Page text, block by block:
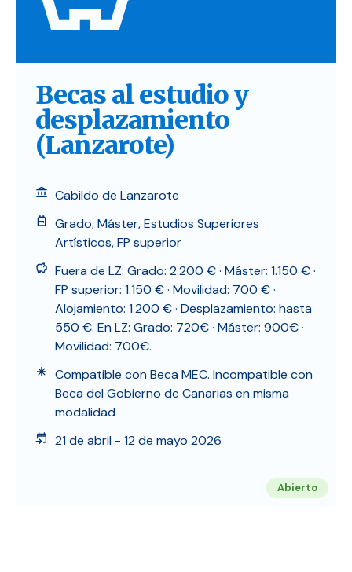
Becas al estudio y
desplazamiento
(Lanzarote)
Cabildo de Lanzarote
Grado, Máster, Estudios Superiores
Artísticos, FP superior
Fuera de LZ: Grado: 2.200 € · Máster: 1.150 € ·
FP superior: 1.150 € · Movilidad: 700 € ·
Alojamiento: 1.200 € · Desplazamiento: hasta
550 €. En LZ: Grado: 720€ · Máster: 900€ ·
Movilidad: 700€.
Compatible con Beca MEC. Incompatible con
Beca del Gobierno de Canarias en misma
modalidad
21 de abril - 12 de mayo 2026
Abierto